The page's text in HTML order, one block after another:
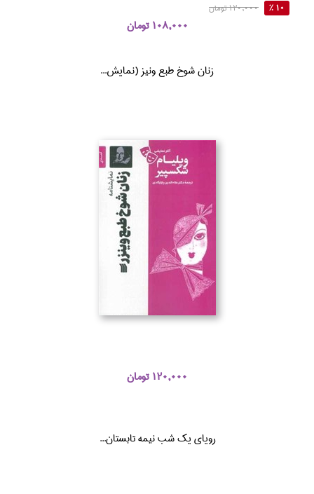
10 % 120,000 تومان
108,000 تومان
زنان شوخ طبع ونيز (نمايش‌...
120,000 تومان
روياي يك شب نيمه تابستان...